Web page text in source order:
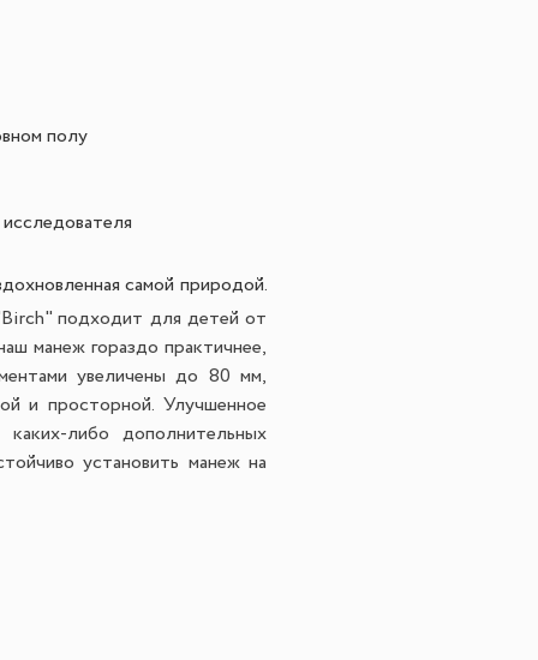
полу
самой природой.
подходит для детей от
манеж гораздо практичнее,
увеличены до 80 мм,
и просторной. Улучшенное
либо дополнительных
установить манеж на